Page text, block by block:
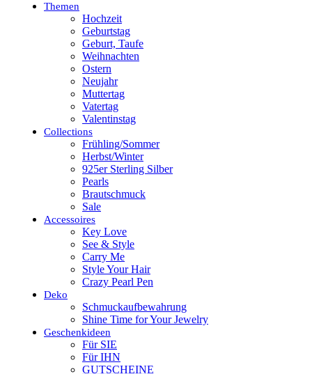
Themen
Hochzeit
Geburtstag
Geburt, Taufe
Weihnachten
Ostern
Neujahr
Muttertag
Vatertag
Valentinstag
Collections
Frühling/Sommer
Herbst/Winter
925er Sterling Silber
Pearls
Brautschmuck
Sale
Accessoires
Key Love
See & Style
Carry Me
Style Your Hair
Crazy Pearl Pen
Deko
Schmuckaufbewahrung
Shine Time for Your Jewelry
Geschenkideen
Für SIE
Für IHN
GUTSCHEINE